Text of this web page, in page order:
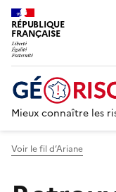
RÉPUBLIQUE
FRANÇAISE
Mieux connaître les
Voir le fil d’Ariane